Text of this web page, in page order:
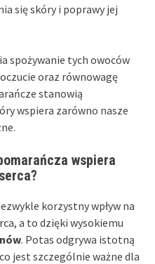
się skóry i poprawy jej
spożywanie tych owoców
oraz równowagę
stanowią
wspiera zarówno nasze
wspiera
korzystny wpływ na
a to dzięki wysokiemu
. Potas odgrywa istotną
jest szczególnie ważne dla